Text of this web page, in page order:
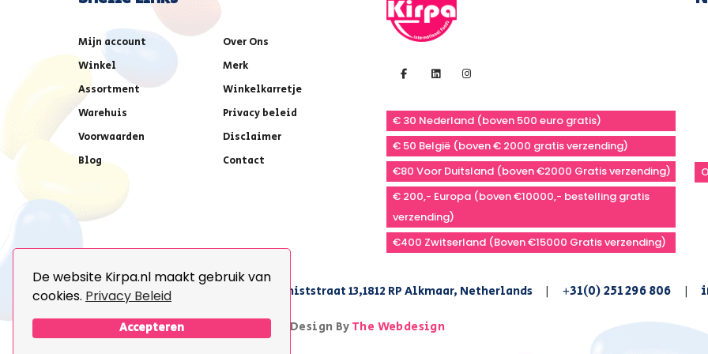
De website Kirpa.nl maakt gebruik van
cookies. Privacy Beleid
Accepteren
Mijn account
Over Ons
Winkel
Merk
Assortment
Winkelkarretje
Warehuis
Privacy beleid
Voorwaarden
Disclaimer
Blog
Contact
€ 30 Nederland (boven 500 euro gratis)
€ 50 België (boven € 2000 gratis verzending)
€80 Voor Duitsland (boven €2000 Gratis verzending)
€ 200,- Europa (boven €10000,- bestelling gratis
verzending)
€400 Zwitserland (Boven €15000 Gratis verzending)
achter AFAS voetbalstadion,Amethiststraat 13,1812 RP Alkmaar, Netherlands +31(0) 251 296 806
© 2026 Kirpa. All Rights Reserved. Design ByThe Webdesign